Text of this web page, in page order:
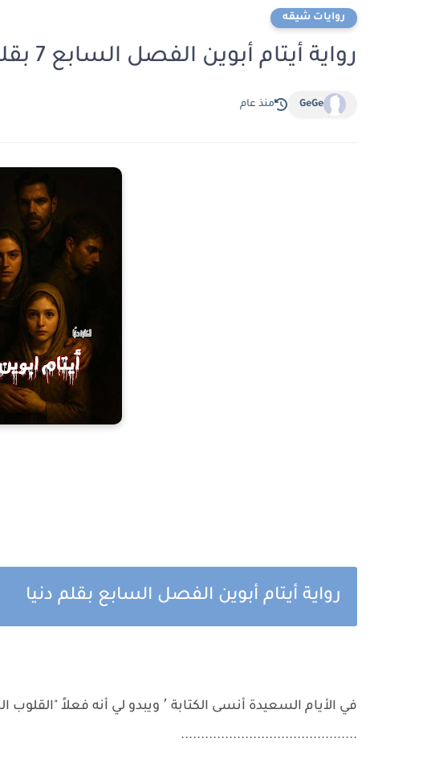
روايات شيقه
رواية أيتام أبوين الفصل السابع 7 بقلم دنيا
GeGe منذ عام
رواية أيتام أبوين الفصل السابع بقلم دنيا
في الأيام السعيدة أنسى الكتابة ٬ ويبدو لي أنه فعلاً "القلوب المطمئنة لا تكتب"
............................................